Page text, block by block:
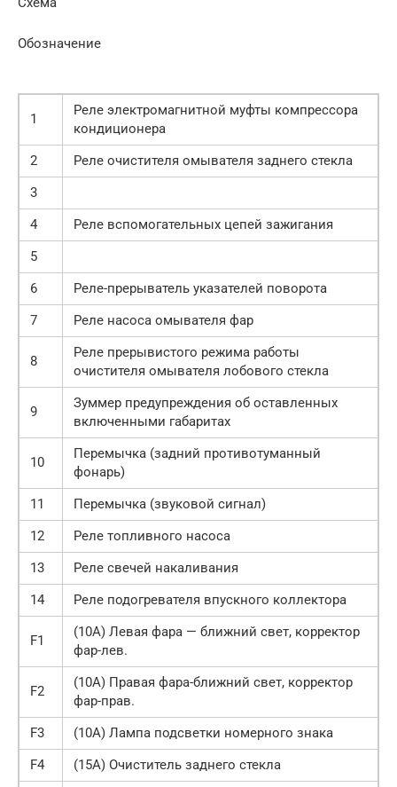
Обозначение
1
Реле электромагнитной муфты компрессора
кондиционера
2
Реле очистителя омывателя заднего стекла
3
4
Реле вспомогательных цепей зажигания
5
6
Реле-прерыватель указателей поворота
7
Реле насоса омывателя фар
8
Реле прерывистого режима работы
очистителя омывателя лобового стекла
9
Зуммер предупреждения об оставленных
включенными габаритах
10
Перемычка (задний противотуманный
фонарь)
11
Перемычка (звуковой сигнал)
12
Реле топливного насоса
13
Реле свечей накаливания
14
Реле подогревателя впускного коллектора
F1
(10A) Левая фара — ближний свет, корректор
фар-лев.
F2
(10A) Правая фара-ближний свет, корректор
фар-прав.
F3
(10A) Лампа подсветки номерного знака
F4
(15A) Очиститель заднего стекла